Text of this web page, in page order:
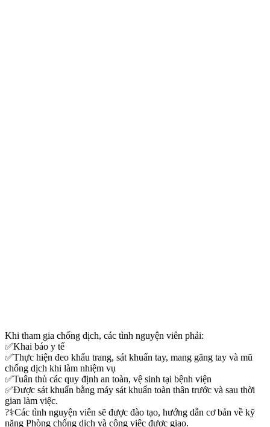
Khi tham gia chống dịch, các tình nguyện viên phải:
✅Khai báo y tế
✅Thực hiện đeo khẩu trang, sát khuẩn tay, mang găng tay và mũ
chống dịch khi làm nhiệm vụ
✅Tuân thủ các quy định an toàn, vệ sinh tại bệnh viện
✅Được sát khuẩn bằng máy sát khuẩn toàn thân trước và sau thời
gian làm việc.
?‍⚕️Các tình nguyện viên sẽ được đào tạo, hướng dẫn cơ bản về kỹ
năng Phòng chống dịch và công việc được giao.